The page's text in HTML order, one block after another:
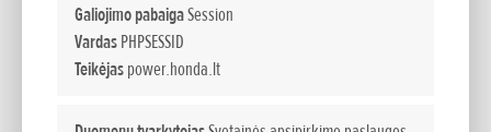
Galiojimo pabaigaSession
VardasPHPSESSID
Teikėjaspower.honda.lt
Socialinė žiniasklaida